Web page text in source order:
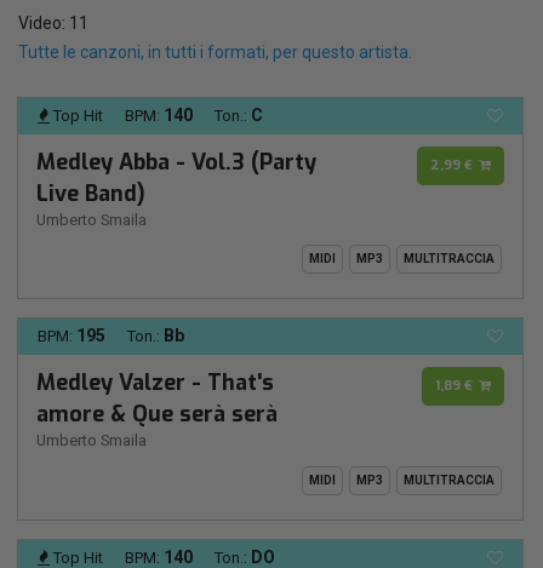
Video: 11
Tutte le canzoni, in tutti i formati, per questo artista.
Top Hit BPM: 140 Ton.: C
Medley Abba - Vol.3 (Party
Live Band)
Umberto Smaila
2,99 €
MIDI MP3 MULTITRACCIA
BPM: 195 Ton.: Bb
Medley Valzer - That's
amore & Que serà serà
Umberto Smaila
1,89 €
MIDI MP3 MULTITRACCIA
Top Hit BPM: 140 Ton.: DO